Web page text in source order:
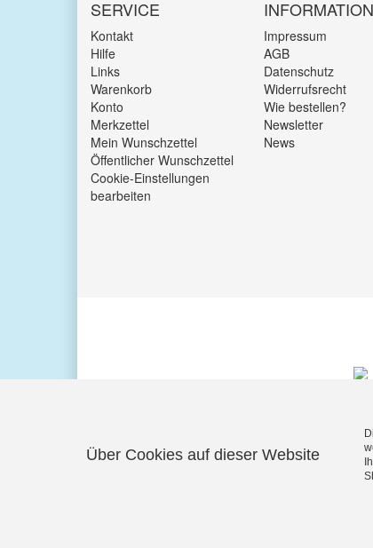
SERVICE
Kontakt
Hilfe
Links
Warenkorb
Konto
Merkzettel
Mein Wunschzettel
Öffentlicher Wunschzettel
Cookie-Einstellungen
bearbeiten
Impressum
AGB
Datenschutz
Widerrufsrecht
Wie bestellen?
Newsletter
News
Über Cookies auf dieser Website